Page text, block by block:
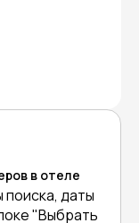
в отеле
даты
"Выбрать